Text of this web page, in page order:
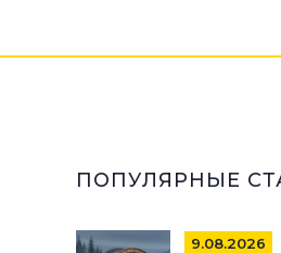
ПОПУЛЯРНЫЕ
9.08.2026